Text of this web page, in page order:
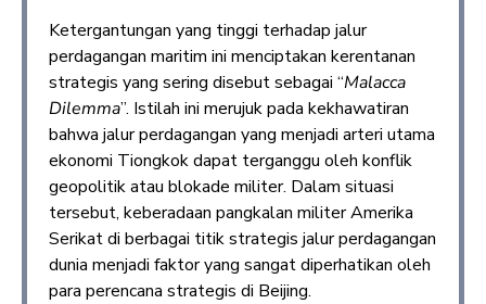
Ketergantungan yang tinggi terhadap jalur
perdagangan maritim ini menciptakan kerentanan
strategis yang sering disebut sebagai “Malacca
Dilemma”. Istilah ini merujuk pada kekhawatiran
bahwa jalur perdagangan yang menjadi arteri utama
ekonomi Tiongkok dapat terganggu oleh konflik
geopolitik atau blokade militer. Dalam situasi
tersebut, keberadaan pangkalan militer Amerika
Serikat di berbagai titik strategis jalur perdagangan
dunia menjadi faktor yang sangat diperhatikan oleh
para perencana strategis di Beijing.